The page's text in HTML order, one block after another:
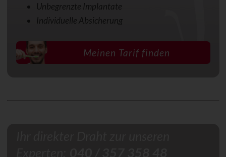
Unbegrenzte Implantate
Individuelle Absicherung
Meinen Tarif finden